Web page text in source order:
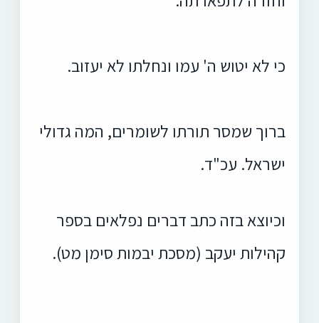
כי לא יטוש ה' עמו ונחלתו לא יעזוב.
ברוך שמסר תורתו לשומרים, המה גדולי
ישראל. עכ"ד.
וכיוצא בזה כתב דברים נפלאים בספר
קהילות יעקב (מסכת יבמות סימן מט).